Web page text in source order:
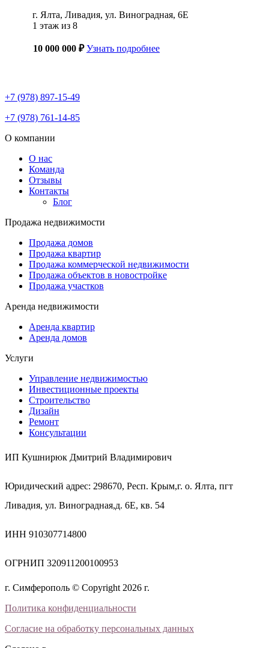
г. Ялта, Ливадия, ул. Виноградная, 6Е
1 этаж из 8
10 000 000 ₽ Узнать подробнее
+7 (978) 897-15-49
+7 (978) 761-14-85
О компании
О нас
Команда
Отзывы
Контакты
Блог
Продажа недвижимости
Продажа домов
Продажа квартир
Продажа коммерческой недвижимости
Продажа объектов в новостройке
Продажа участков
Аренда недвижимости
Аренда квартир
Аренда домов
Услуги
Управление недвижимостью
Инвестиционные проекты
Строительство
Дизайн
Ремонт
Консультации
ИП Кушнирюк Дмитрий Владимирович
Юридический адрес: 298670, Респ. Крым,г. о. Ялта, пгт
Ливадия, ул. Виноградная,д. 6Е, кв. 54
ИНН 910307714800
ОГРНИП 320911200100953
г. Симферополь © Copyright 2026 г.
Политика конфиденциальности
Согласие на обработку персональных данных